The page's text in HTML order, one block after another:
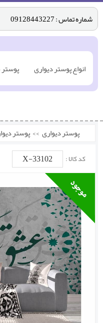
شماره تماس : 09128443227
انواع پوستر دیواری
پوستر دیواری >> پوستر
کد کالا : X-33102